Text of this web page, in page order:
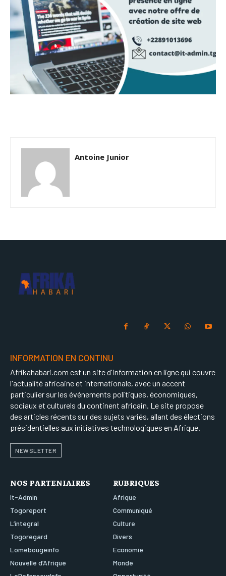
Antoine Junior
INFORMATION EN CONTINU
Afrikahabari.com est un site d'information en ligne qui couvre
l'actualité africaine et internationale, avec un accent
particulier sur les événements politiques, économiques,
sociaux et culturels du continent africain. Le site propose
des articles récents sur des sujets variés, allant des élections
présidentielles aux initiatives technologiques en Afrique.
NEWSLETTER
NOS PARTENIAIRES
It-Admin
Togoreport
L’integral
Togoregard
Lomebougeinfo
Nouvelle d’Afrique
RUBRIQUES
Afrique
Communiqué
Culture
Divers
Economie
Monde